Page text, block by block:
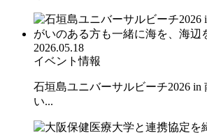
2026.05.18
イベント情報
石垣島ユニバーサルビーチ2026 in
い...